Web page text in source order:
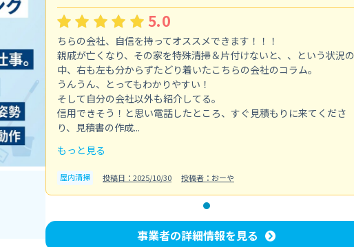
5.0
ちらの会社、自信を持ってオススメできます！！！
親戚が亡くなり、その家を特殊清掃＆片付けないと、、という状況の
中、右も左も分からずたどり着いたこちらの会社のコラム。
うんうん、とってもわかりやすい！
そして自分の会社以外も紹介してる。
信用できそう！と思い電話したところ、すぐ見積もりに来てくださ
り、見積書の作成...
もっと見る
屋内清掃 投稿日：2025/10/30 投稿者：おーや
事業者の詳細情報を見る